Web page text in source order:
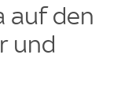
auf den
und